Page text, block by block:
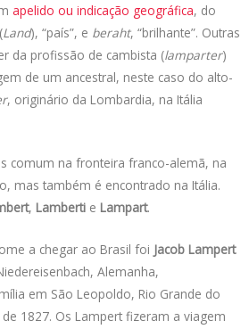
apelido ou indicação geográfica, do
(Land), “país”, e beraht, “brilhante”. Outras
da profissão de cambista (lamparter)
de um ancestral, neste caso do alto-
, originário da Lombardia, na Itália
comum na fronteira franco-alemã, na
mas também é encontrado na Itália.
, Lamberti e Lampart.
a chegar ao Brasil foi Jacob Lampert
Alemanha,
em São Leopoldo, Rio Grande do
1827. Os Lampert fizeram a viagem